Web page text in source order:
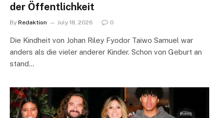
der Öffentlichkeit
By Redaktion July 18, 2026 0
Die Kindheit von Johan Riley Fyodor Taiwo Samuel war
anders als die vieler anderer Kinder. Schon von Geburt an
stand…